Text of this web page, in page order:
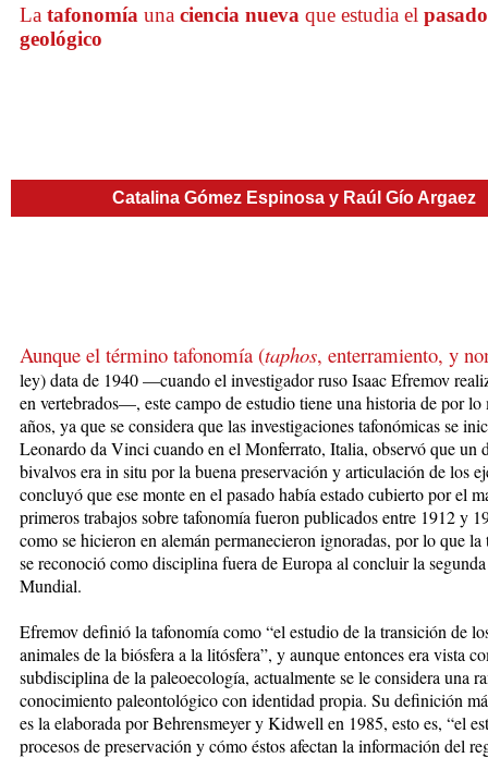
La tafonomía una ciencia nueva que estudia el pasado
geológico
Catalina Gómez Espinosa y Raúl Gío Argaez
Aunque el término tafonomía (taphos, enterramiento, y
ley) data de 1940 —cuando el investigador ruso Isaac Efremov
en vertebrados—, este campo de estudio tiene una historia de por lo
años, ya que se considera que las investigaciones tafonómicas se
Leonardo da Vinci cuando en el Monferrato, Italia, observó que un
bivalvos era in situ por la buena preservación y articulación de los
concluyó que ese monte en el pasado había estado cubierto por el
primeros trabajos sobre tafonomía fueron publicados entre 1912 y
como se hi­cie­ron en alemán permanecieron ignora­das, por lo que la
se recono­ció como disciplina fuera de Europa al concluir la
Mundial.
Efremov definió la tafonomía como “el estudio de la transición de
animales de la biósfera a la litósfera”, y aunque entonces era vista
subdisciplina de la paleoecología, actualmente se le considera una
conocimiento paleontológico con identidad propia. Su definición
es la elaborada por Behrensmeyer y Kidwell en 1985, esto es, “el
procesos de preservación y cómo éstos afectan la información del